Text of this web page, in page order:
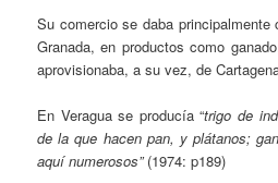
Su comercio se daba principalmente
Granada, en productos como
aprovisionaba, a su vez, de
En Veragua se producía “trigo de
de la que hacen pan, y plátanos;
aquí numerosos”(1974: p189)